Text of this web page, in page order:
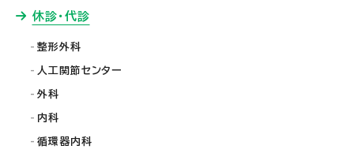
休診・代診
整形外科
人工関節センター
外科
内科
循環器内科